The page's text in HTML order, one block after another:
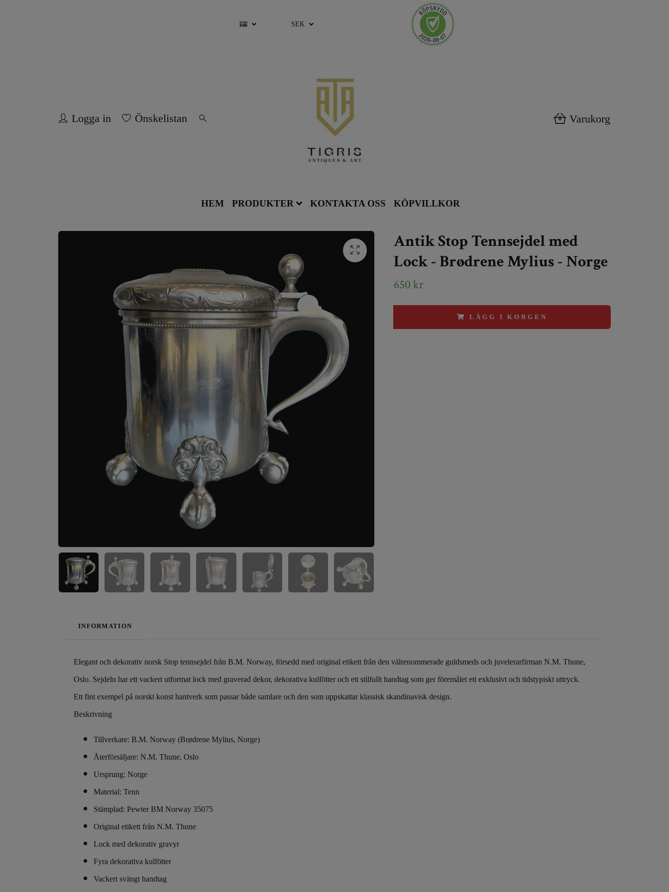
SEK
Logga in Önskelistan 0 Varukorg
HEM PRODUKTER KONTAKTA OSS KÖPVILLKOR
Antik Stop Tennsejdel med
Lock - Brødrene Mylius - Norge
650 kr
LÄGG I KORGEN
INFORMATION
Elegant och dekorativ norsk Stop tennsejdel från B.M. Norway, försedd med original etikett från den välrenommerade guldsmeds och juvelerarfirman N.M. Thune,
Oslo. Sejdeln har ett vackert utformat lock med graverad dekor, dekorativa kulfötter och ett stilfullt handtag som ger föremålet ett exklusivt och tidstypiskt uttryck.
Ett fint exempel på norskt konst hantverk som passar både samlare och den som uppskattar klassisk skandinavisk design.
Beskrivning
Tillverkare: B.M. Norway (Brødrene Mylius, Norge)
Återförsäljare: N.M. Thune, Oslo
Ursprung: Norge
Material: Tenn
Stämplad: Pewter BM Norway 35075
Original etikett från N.M. Thune
Lock med dekorativ gravyr
Fyra dekorativa kulfötter
Vackert svängt handtag